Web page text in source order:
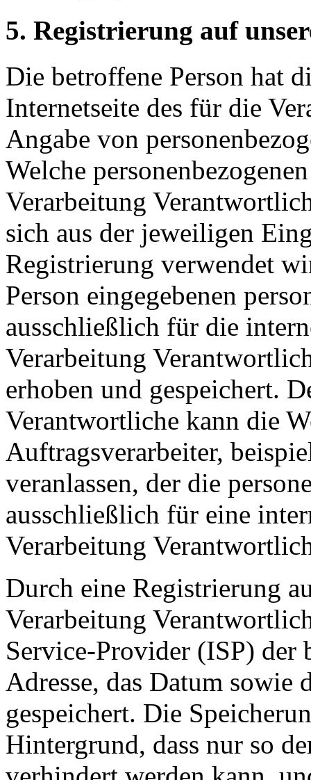
5. Registrierung auf
Die betroffene Person hat
Internetseite des für die
Angabe von
Welche
Verarbeitung
sich aus der jeweiligen
Registrierung verwendet
Person eingegebenen
ausschließlich für die
Verarbeitung
erhoben und gespeichert.
Verantwortliche kann die
Auftragsverarbeiter,
veranlassen, der die
ausschließlich für eine
Verarbeitung
Durch eine Registrierung
Verarbeitung
Service-Provider (ISP) der
Adresse, das Datum
gespeichert. Die
Hintergrund, dass nur so